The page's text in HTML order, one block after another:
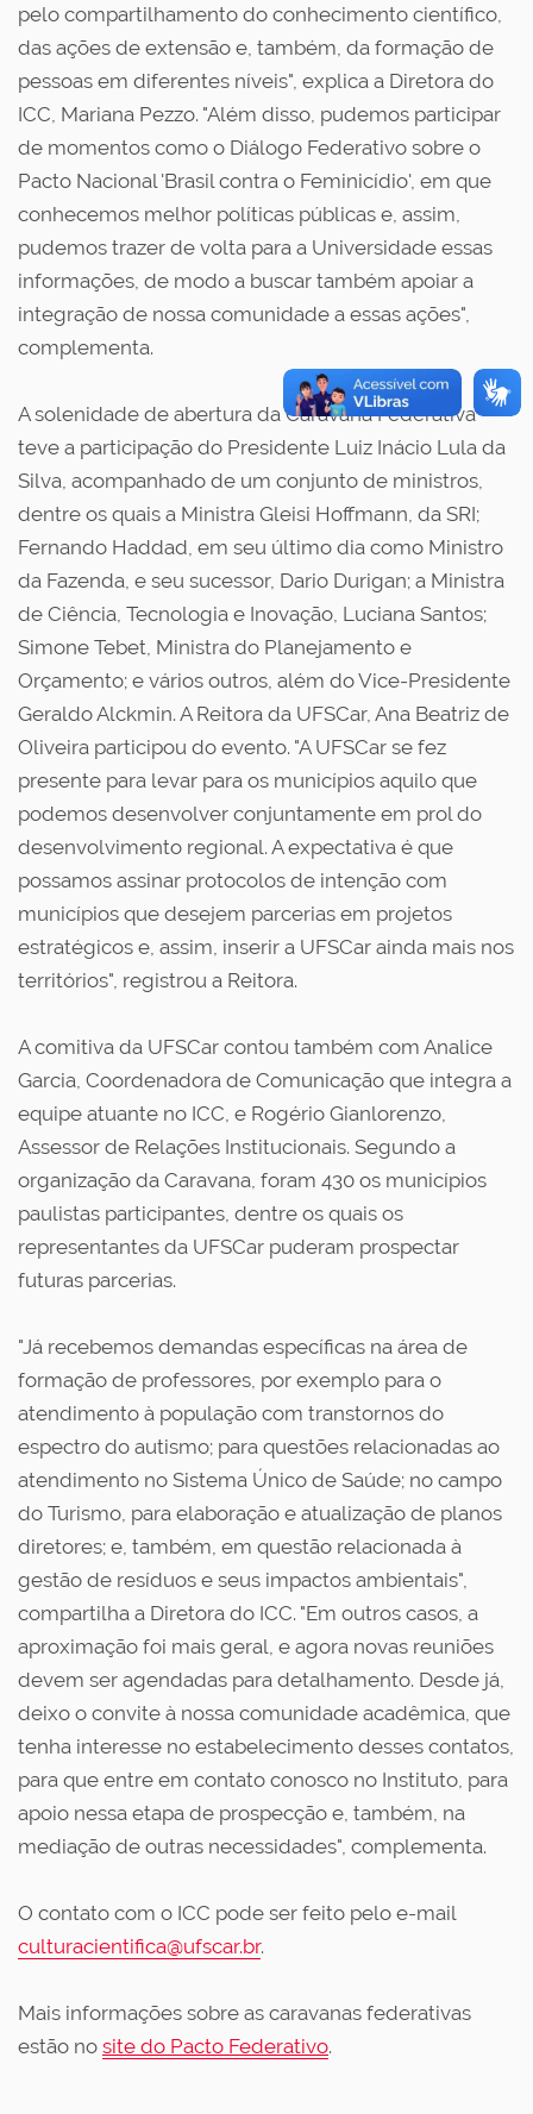
pelo compartilhamento do conhecimento científico,
das ações de extensão e, também, da formação de
pessoas em diferentes níveis", explica a Diretora do
ICC, Mariana Pezzo. "Além disso, pudemos participar
de momentos como o Diálogo Federativo sobre o
Pacto Nacional 'Brasil contra o Feminicídio', em que
conhecemos melhor políticas públicas e, assim,
pudemos trazer de volta para a Universidade essas
informações, de modo a buscar também apoiar a
integração de nossa comunidade a essas ações",
complementa.
A solenidade de abertura da Caravana Federativa
teve a participação do Presidente Luiz Inácio Lula da
Silva, acompanhado de um conjunto de ministros,
dentre os quais a Ministra Gleisi Hoffmann, da SRI;
Fernando Haddad, em seu último dia como Ministro
da Fazenda, e seu sucessor, Dario Durigan; a Ministra
de Ciência, Tecnologia e Inovação, Luciana Santos;
Simone Tebet, Ministra do Planejamento e
Orçamento; e vários outros, além do Vice-Presidente
Geraldo Alckmin. A Reitora da UFSCar, Ana Beatriz de
Oliveira participou do evento. "A UFSCar se fez
presente para levar para os municípios aquilo que
podemos desenvolver conjuntamente em prol do
desenvolvimento regional. A expectativa é que
possamos assinar protocolos de intenção com
municípios que desejem parcerias em projetos
estratégicos e, assim, inserir a UFSCar ainda mais nos
territórios", registrou a Reitora.
A comitiva da UFSCar contou também com Analice
Garcia, Coordenadora de Comunicação que integra a
equipe atuante no ICC, e Rogério Gianlorenzo,
Assessor de Relações Institucionais. Segundo a
organização da Caravana, foram 430 os municípios
paulistas participantes, dentre os quais os
representantes da UFSCar puderam prospectar
futuras parcerias.
"Já recebemos demandas específicas na área de
formação de professores, por exemplo para o
atendimento à população com transtornos do
espectro do autismo; para questões relacionadas ao
atendimento no Sistema Único de Saúde; no campo
do Turismo, para elaboração e atualização de planos
diretores; e, também, em questão relacionada à
gestão de resíduos e seus impactos ambientais",
compartilha a Diretora do ICC. "Em outros casos, a
aproximação foi mais geral, e agora novas reuniões
devem ser agendadas para detalhamento. Desde já,
deixo o convite à nossa comunidade acadêmica, que
tenha interesse no estabelecimento desses contatos,
para que entre em contato conosco no Instituto, para
apoio nessa etapa de prospecção e, também, na
mediação de outras necessidades", complementa.
O contato com o ICC pode ser feito pelo e-mail
culturacientifica@ufscar.br.
Mais informações sobre as caravanas federativas
estão no site do Pacto Federativo.